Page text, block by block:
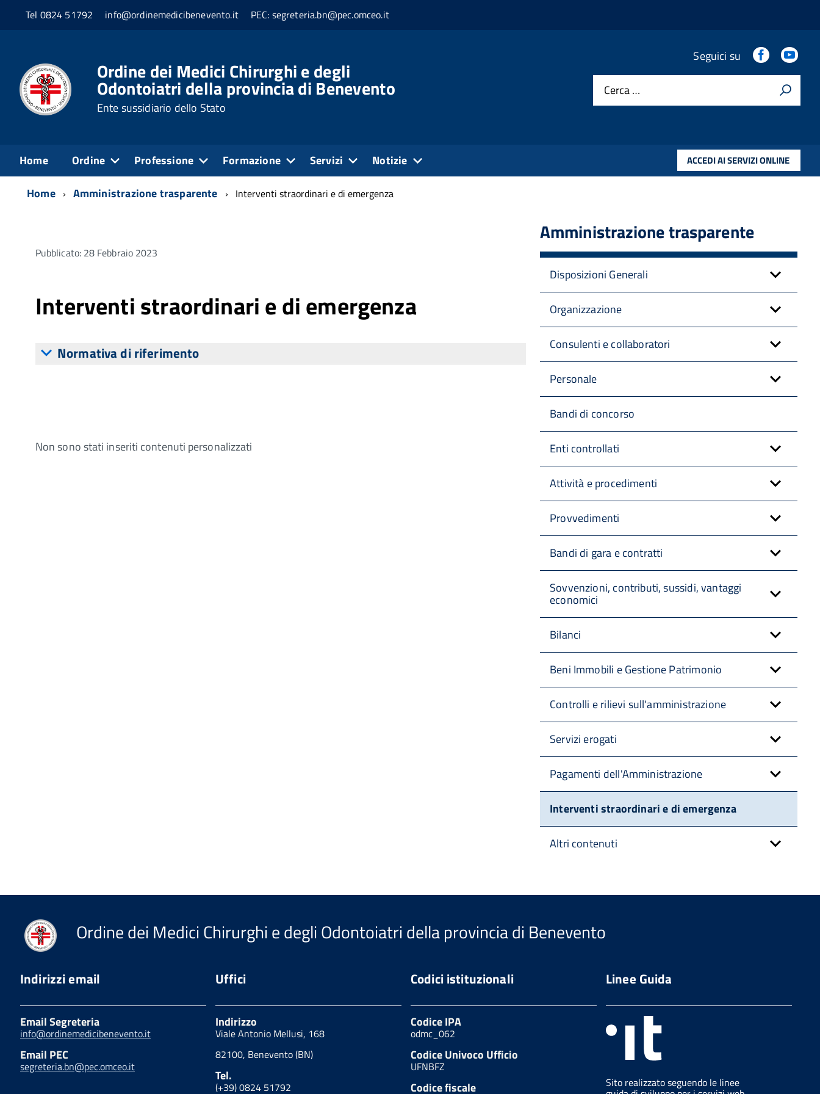
Tel 0824 51792 info@ordinemedicibenevento.it PEC: segreteria.bn@pec.omceo.it
Ordine dei Medici Chirurghi e degli
Odontoiatri della provincia di Benevento
Ente sussidiario dello Stato
Seguici su
Cerca …
Home Ordine Professione Formazione Servizi Notizie ACCEDI AI SERVIZI ONLINE
Home Amministrazione trasparente Interventi straordinari e di emergenza
Pubblicato: 28 Febbraio 2023
Interventi straordinari e di emergenza
Normativa di riferimento
Non sono stati inseriti contenuti personalizzati
Amministrazione trasparente
Disposizioni Generali
Organizzazione
Consulenti e collaboratori
Personale
Bandi di concorso
Enti controllati
Attività e procedimenti
Provvedimenti
Bandi di gara e contratti
Sovvenzioni, contributi, sussidi, vantaggi
economici
Bilanci
Beni Immobili e Gestione Patrimonio
Controlli e rilievi sull'amministrazione
Servizi erogati
Pagamenti dell'Amministrazione
Interventi straordinari e di emergenza
Altri contenuti
Ordine dei Medici Chirurghi e degli Odontoiatri della provincia di Benevento
Indirizzi email
Email Segreteria
info@ordinemedicibenevento.it
Email PEC
segreteria.bn@pec.omceo.it
Uffici
Indirizzo
Viale Antonio Mellusi, 168
82100, Benevento (BN)
Tel.
(+39) 0824 51792
Codici istituzionali
Codice IPA
odmc_062
Codice Univoco Ufficio
UFNBFZ
Codice fiscale
Linee Guida
Sito realizzato seguendo le linee